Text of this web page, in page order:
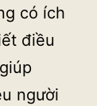
có ích
điều
người